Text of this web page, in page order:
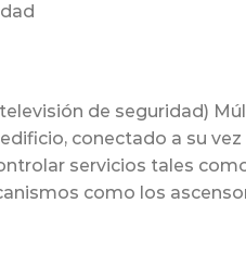
de seguridad)
conectado a su
servicios tales
como los